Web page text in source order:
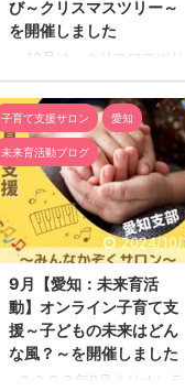
...
び～クリスマスツリー～
を開催しました
12月は、クリスマスツリ
ーづくりを開催しました！
12月14日（土）に5感を育
む遊びとして「クリスマス
ツリーづくり」をしまし
た！ 主催メンバー 愛知支
部2名、参加者数 子ども
18名が集まってくれまし
た！ なんと！！未来育愛知
の活動の中で、史上最高の
参加人数でした！！！ 未来
育の活動ではありません
が、活動前にしている、子
ども食堂で「クリスマス
会」の案内をされていたこ
とが、参加に繋がったよう
子育て支援サロン 愛知
未来育活動ブログ
2024/10/
9月【愛知：未来育活
動】オンライン子育て支
援～子どもの未来はどん
な風？～を開催しました
２０２３年9月よりオンラ